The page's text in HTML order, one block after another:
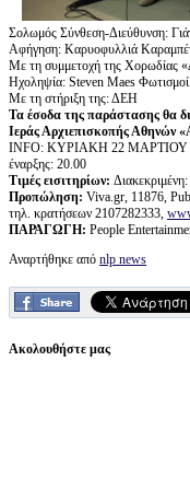
Σολωμός Σύνθεση-Διεύθυνση:
Αφήγηση: Καρυοφυλλιά
Με τη συμμετοχή της Χορωδίας
Ηχοληψία: Steven Maes
Με τη στήριξη της: ΔΕΗ
Τα έσοδα της παράστασης θα
Ιεράς Αρχιεπισκοπής Αθηνών
ΙΝFO: ΚΥΡΙΑΚΗ 22
έναρξης: 20.00
Τιμές εισιτηρίων:
Προπώληση: Viva.gr, 11876,
τηλ. κρατήσεων 2107282333,
ΠΑΡΑΓΩΓΗ: People
Αναρτήθηκε από nlp news
Ακολουθήστε μας